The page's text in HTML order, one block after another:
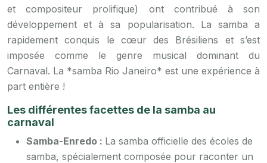
et compositeur prolifique) ont contribué à son
développement et à sa popularisation. La samba a
rapidement conquis le cœur des Brésiliens et s’est
imposée comme le genre musical dominant du
Carnaval. La *samba Rio Janeiro* est une expérience à
part entière !
Les différentes facettes de la samba au
carnaval
Samba-Enredo : La samba officielle des écoles de
samba, spécialement composée pour raconter un